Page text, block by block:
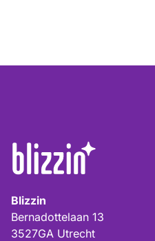
Blizzin
Bernadottelaan 13
3527GA Utrecht